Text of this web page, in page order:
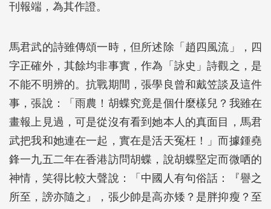
刊報端，為其作證。
馬君武的詩雖傳頌一時，但所述除「趙四風流」，四
字正確外，其餘均非事實，作為「詠史」詩觀之，是
不能不明辨的。抗戰期間，張學良曾和戴笠談及這件
事，張說：「雨農！胡蝶究竟是個什麼樣兒？我雖在
畫報上見過，可是從沒有看到她本人的真面目，馬君
武把我和她連在一起，實在是活天冤枉！」而據鍾堯
鋒一九五二年在香港訪問胡蝶，說胡蝶堅定而微哂的
神情，笑得比較大聲說：「中國人有句俗話：『譽之
所至，謗亦隨之』，張少帥是高亦矮？是胖抑瘦？至